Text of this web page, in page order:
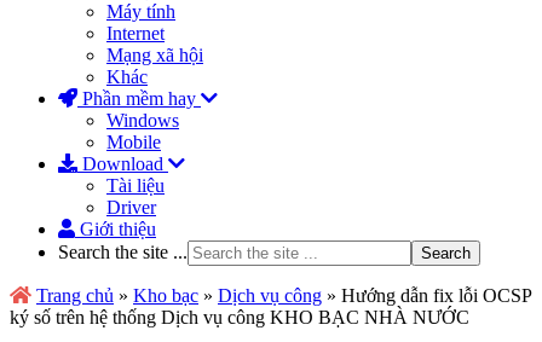
Máy tính
Internet
Mạng xã hội
Khác
Phần mềm hay
Windows
Mobile
Download
Tài liệu
Driver
Giới thiệu
Search the site ...
Trang chủ » Kho bạc » Dịch vụ công » Hướng dẫn fix lỗi OCSP
ký số trên hệ thống Dịch vụ công KHO BẠC NHÀ NƯỚC